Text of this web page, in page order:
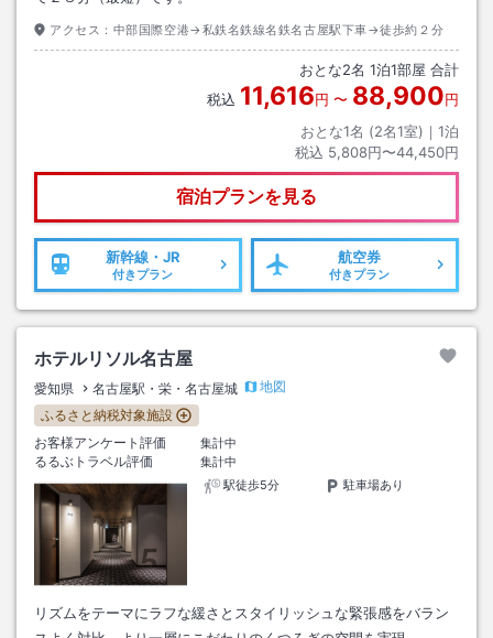
アクセス： 中部国際空港→私鉄名鉄線名鉄名古屋駅下車→徒歩約２分
おとな2名 1泊1部屋 合計
税込 11,616円 〜 88,900円
おとな1名 (2名1室)｜ 1泊
税込 5,808円〜44,450円
宿泊プランを見る
新幹線・JR
付きプラン
航空券
付きプラン
ホテルリソル名古屋
愛知県 名古屋駅・栄・名古屋城
地図
ふるさと納税対象施設
お客様アンケート評価
集計中
るるぶトラベル評価
集計中
駅徒歩5分
駐車場あり
リズムをテーマにラフな緩さとスタイリッシュな緊張感をバラン